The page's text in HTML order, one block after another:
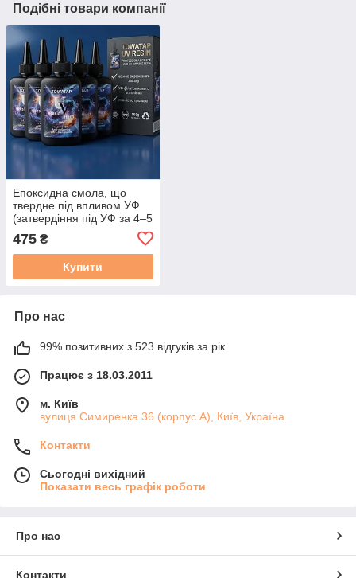
Подібні товари компанії
Епоксидна смола, що
твердне під впливом УФ
(затвердіння під УФ за 4–5
475 ₴
Купити
Про нас
99% позитивних з 523 відгуків за рік
Працює з 18.03.2011
м. Київ
вулиця Симиренка 36 (корпус А), Київ, Україна
Контакти
Сьогодні вихідний
Показати весь графік роботи
Про нас
Контакти